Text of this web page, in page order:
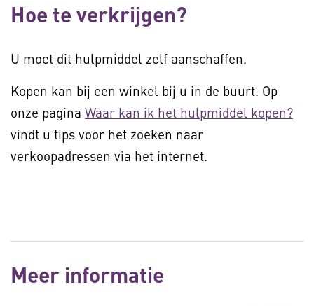
Hoe te verkrijgen?
U moet dit hulpmiddel zelf aanschaffen.
Kopen kan bij een winkel bij u in de buurt. Op
onze pagina Waar kan ik het hulpmiddel kopen?
vindt u tips voor het zoeken naar
verkoopadressen via het internet.
Meer informatie